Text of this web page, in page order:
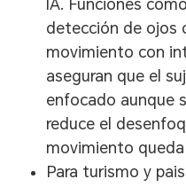
IA. Funciones
detección de ojos
movimiento con
aseguran que el
enfocado aunque
reduce el
movimiento
Para turismo y